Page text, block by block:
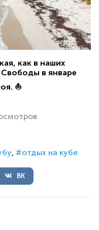
как в наших
в январе
⛵
отдых на кубе
ВК